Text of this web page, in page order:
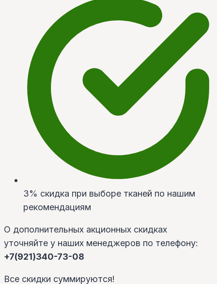
3% скидка при выборе тканей по нашим
рекомендациям
О дополнительных акционных скидках
уточняйте у наших менеджеров по телефону:
+7(921)340-73-08
Все скидки суммируются!